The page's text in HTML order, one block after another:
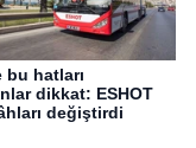
bu hatları
dikkat: ESHOT
değiştirdi